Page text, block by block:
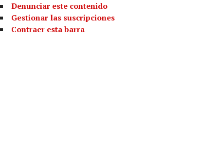
Denunciar este contenido
Gestionar las suscripciones
Contraer esta barra